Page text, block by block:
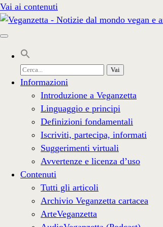
Vai ai contenuti
Cerca
per:
Informazioni
Introduzione a Veganzetta
Linguaggio e principi
Definizioni fondamentali
Iscriviti, partecipa, informati
Suggerimenti virtuali
Avvertenze e licenza d’uso
Contenuti
Tutti gli articoli
Archivio Veganzetta cartacea
ArteVeganzetta